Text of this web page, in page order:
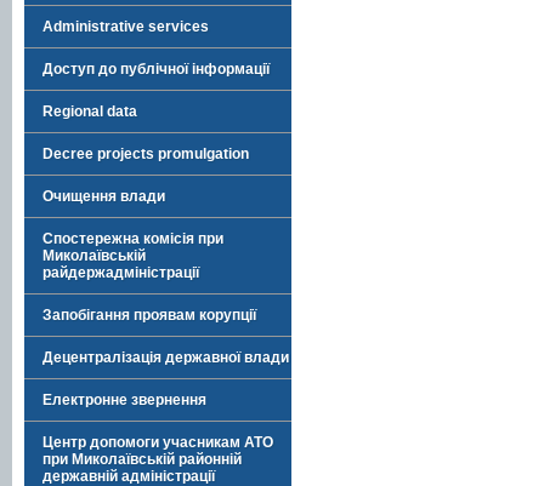
Administrative services
Доступ до публічної інформації
Regional data
Decree projects promulgation
Очищення влади
Спостережна комісія при
Миколаївській
райдержадміністрації
Запобігання проявам корупції
Децентралізація державної влади
Електронне звернення
Центр допомоги учасникам АТО
при Миколаївській районній
державній адміністрації